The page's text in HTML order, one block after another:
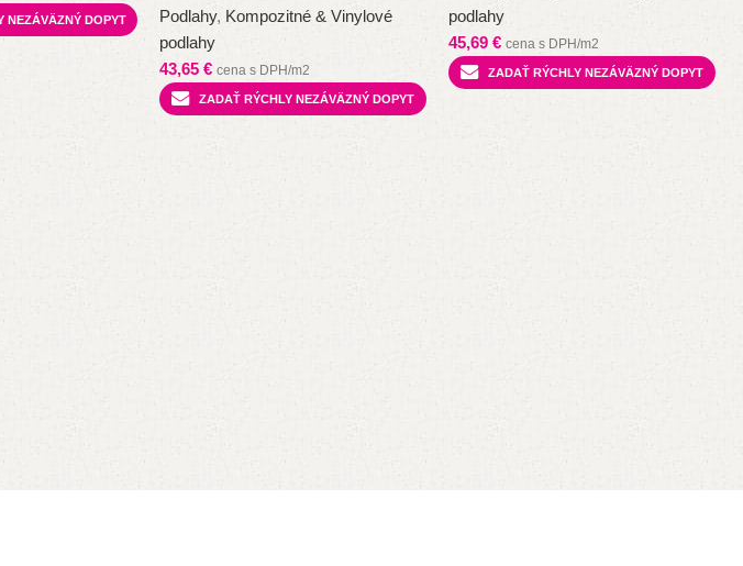
NEZÁVÄZNÝ DOPYT
Podlahy, Kompozitné & Vinylové
podlahy
43,65€ cena s DPH/m2
ZADAŤ RÝCHLY NEZÁVÄZNÝ DOPYT
podlahy
45,69€ cena s DPH/m2
ZADAŤ RÝCHLY NEZÁVÄZNÝ DOPYT